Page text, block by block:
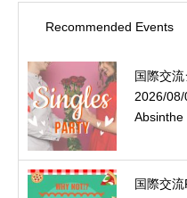
Recommended Events
国際交
2026/
Absinthe
国際交